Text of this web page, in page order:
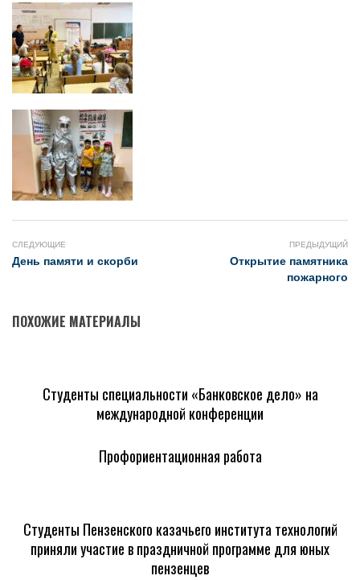
СЛЕДУЮЩИЕ
День памяти и скорби
ПРЕДЫДУЩИЙ
Открытие памятника
пожарного
ПОХОЖИЕ МАТЕРИАЛЫ
Студенты специальности «Банковское дело» на
международной конференции
Профориентационная работа
Студенты Пензенского казачьего института технологий
приняли участие в праздничной программе для юных
пензенцев